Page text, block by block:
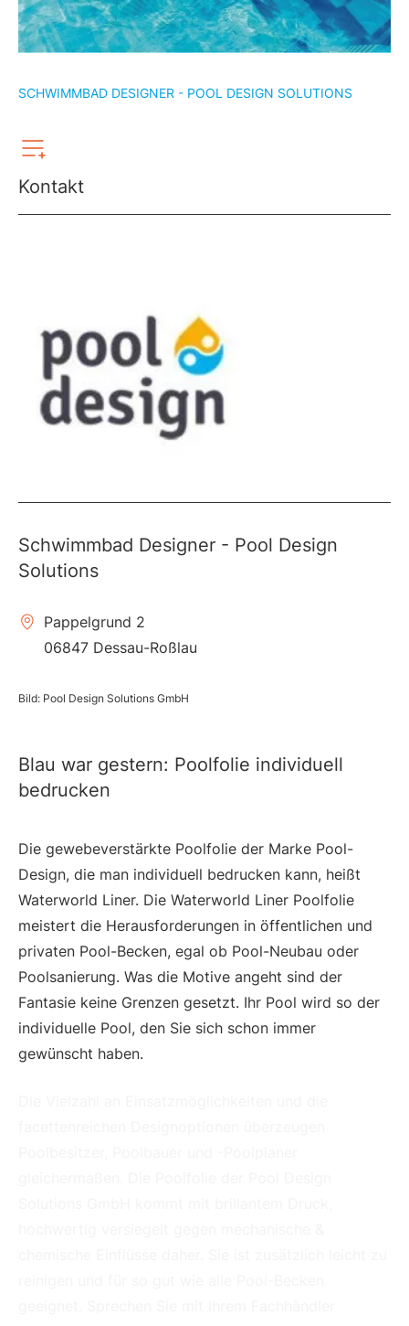
SCHWIMMBAD DESIGNER - POOL DESIGN SOLUTIONS
Kontakt
Schwimmbad Designer - Pool Design
Solutions
Pappelgrund 2
06847 Dessau-Roßlau
Bild: Pool Design Solutions GmbH
Blau war gestern: Poolfolie individuell
bedrucken
Die gewebeverstärkte Poolfolie der Marke Pool-
Design, die man individuell bedrucken kann, heißt
Waterworld Liner. Die Waterworld Liner Poolfolie
meistert die Herausforderungen in öffentlichen und
privaten Pool-Becken, egal ob Pool-Neubau oder
Poolsanierung. Was die Motive angeht sind der
Fantasie keine Grenzen gesetzt. Ihr Pool wird so der
individuelle Pool, den Sie sich schon immer
gewünscht haben.